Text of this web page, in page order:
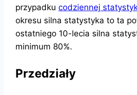
przypadku codziennej
okresu silna statystyka to ta
ostatniego 10-lecia silna
minimum 80%.
Przedziały